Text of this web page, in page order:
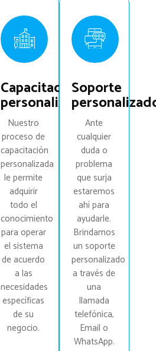
Capacitación
personalizada
Nuestro
proceso de
capacitación
personalizada
le permite
adquirir
todo el
conocimiento
para operar
el sistema
de acuerdo
a las
necesidades
específicas
de su
negocio.
Soporte
Ante
cualquier
duda o
problema
que surja
estaremos
ahí para
ayudarle.
Brindamos
un soporte
personalizado
a través de
una
llamada
telefónica,
Email o
WhatsApp.